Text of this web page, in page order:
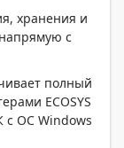
хранения и
с
полный
ECOSYS
ОС Windows